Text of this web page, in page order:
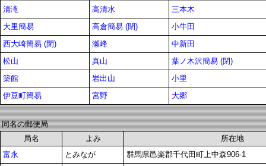
清滝
高清水
三本木
大里簡易
高倉簡易 (閉)
小牛田
西大崎簡易 (閉)
瀬峰
中新田
松山
真山
葉ノ木沢簡易 (閉)
築館
岩出山
小里
伊豆町簡易
宮野 大郷
同名の郵便局
局名
よみ
所在地
富永
とみなが
群馬県邑楽郡千代田町上中森906-1